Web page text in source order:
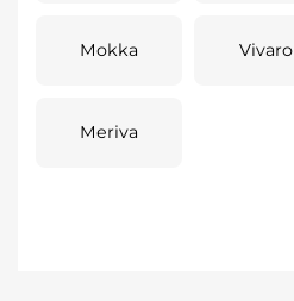
Mokka Vivaro
Meriva